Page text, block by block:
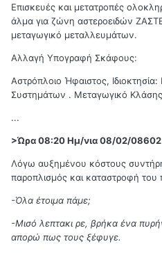
Επισκευές και μετατροπές
άλμα για ζώνη αστεροειδών
μεταγωγικό μεταλλευμάτων.
Αλλαγή Υπογραφή Σκάφους:
Αστρόπλοιο Ήφαιστος,
Συστημάτων . Μεταγωγικό
...
>Ώρα 08:20 Ημ/νια 08/02/08602
Λόγω αυξημένου κόστους
παροπλισμός και καταστροφή του
-Όλα έτοιμα πάμε;
-Μισό λεπτακι ρε, βρήκα ένα
απορώ πως τους ξέφυγε.